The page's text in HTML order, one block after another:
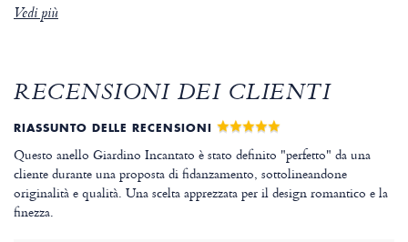
Vedi più
RECENSIONI DEI CLIENTI
RIASSUNTO DELLE RECENSIONI
Questo anello Giardino Incantato è stato definito "perfetto" da una
cliente durante una proposta di fidanzamento, sottolineandone
originalità e qualità. Una scelta apprezzata per il design romantico e la
finezza.